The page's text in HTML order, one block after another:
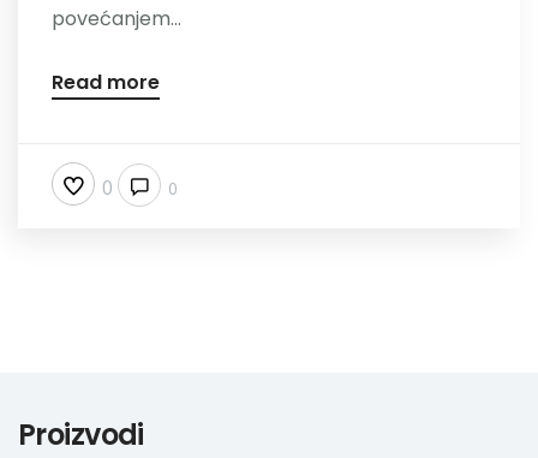
povećanjem...
Read more
0 0
Proizvodi